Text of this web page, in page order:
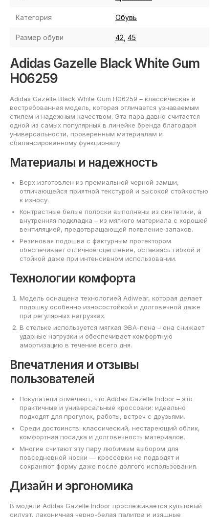
Категория Обувь
Размер обуви 42 45
Adidas Gazelle Black White Gum
H06259
Adidas Gazelle Black White Gum H06259 – классическая и
востребованная модель, которая отличается узнаваемым
стилем и надежным качеством. Эта пара давно считается
одной из самых популярных в линейке бренда благодаря
универсальности, проверенным материалам и
сбалансированному функционалу.
Материалы и надежность
Верх изготовлен из премиальной черной замши,
отличающейся приятной текстурой и высокой стойкостью
к износу.
Контрастные белые полоски выполнены из синтетики, а
внутренняя подкладка – из мягкого материала с хорошей
вентиляцией, предотвращающей появление запахов.
Резиновая подошва с фактурным протектором
обеспечивает отличное сцепление, оставаясь гибкой и
стойкой даже при интенсивном использовании.
Технологии комфорта
Модель оснащена технологией Adiwear, которая делает
подошву особенно износостойкой и долговечной даже
при регулярных нагрузках.
В стельке используется мягкая ЭВА-пена – она снижает
ударные нагрузки и обеспечивает комфортную
амортизацию в течение всего дня.
Впечатления и отзывы
пользователей
Покупатели отмечают, что Adidas Gazelle Indoor – это
практичные и универсальные кроссовки: идеально
подходят для прогулок, работы, встреч с друзьями.
Среди достоинств: классический, нестареющий облик,
комфортная посадка и долговечность материалов.
Многие считают эту пару любимым выбором для
повседневной носки — кроссовки не подводят и
сохраняют форму даже после долгого использования.
Дизайн и эргономика
В модели Adidas Gazelle Indoor прослеживается культовый
силуэт, лаконичная черно-белая палитра и изящные